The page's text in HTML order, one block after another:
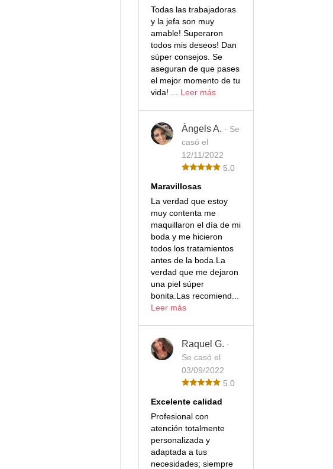
Todas las trabajadoras
y la jefa son muy
amable! Superaron
todos mis deseos! Dan
súper consejos. Se
aseguran de que pases
el mejor momento de tu
vida! ... Leer más
Àngels A. · Se
casó el
12/11/2022
5.0
Maravillosas
La verdad que estoy
muy contenta me
maquillaron el día de mi
boda y me hicieron
todos los tratamientos
antes de la boda.La
verdad que me dejaron
una piel súper
bonita.Las recomiend...
Leer más
Raquel G. ·
Se casó el
03/09/2022
5.0
Excelente calidad
Profesional con
atención totalmente
personalizada y
adaptada a tus
necesidades; siempre